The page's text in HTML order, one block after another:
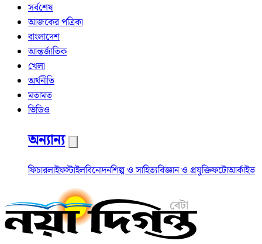
সর্বশেষ
আজকের পত্রিকা
বাংলাদেশ
আন্তর্জাতিক
খেলা
অর্থনীতি
মতামত
ভিডিও
অন্যান্য
ফিচারলাইফস্টাইলবিনোদনশিল্প ও সাহিত্যবিজ্ঞান ও প্রযুক্তিফটোআর্কাইভ